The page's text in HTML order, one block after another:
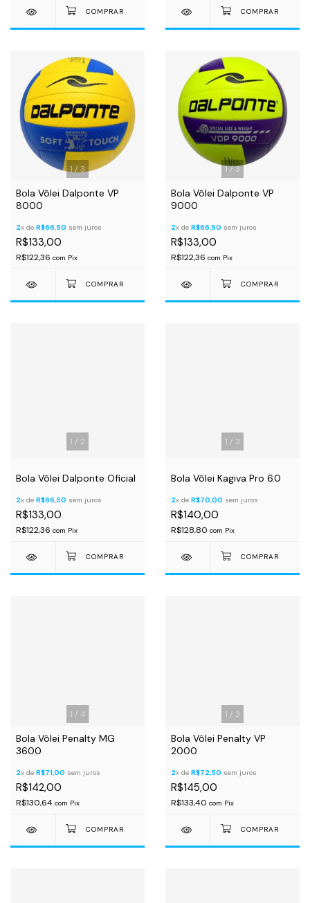
1 / 3
Bola Vôlei Dalponte VP
8000
2x de R$66,50 sem juros
R$133,00
R$122,36 com Pix
1/3
Bola Vôlei Dalponte VP
9000
2x de R$66,50 sem juros
R$133,00
R$122,36 com Pix
1 / 2
Bola Vôlei Dalponte Oficial
2x de R$66,50 sem juros
R$133,00
R$122,36 com Pix
1 / 3
Bola Vôlei Kagiva Pro 6.0
2x de R$70,00 sem juros
R$140,00
R$128,80 com Pix
1 / 4
Bola Vôlei Penalty MG
3600
2x de R$71,00 sem juros
R$142,00
R$130,64 com Pix
1 / 3
Bola Vôlei Penalty VP
2000
2x de R$72,50 sem juros
R$145,00
R$133,40 com Pix